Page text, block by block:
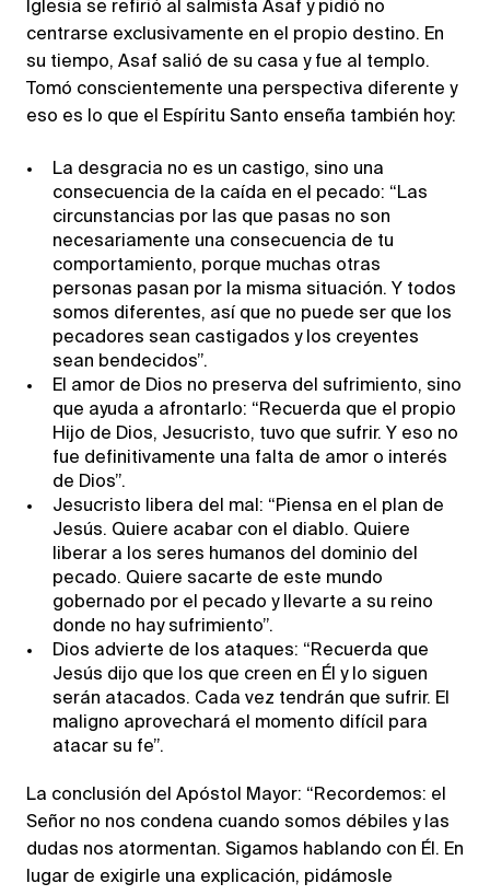
Iglesia se refirió al salmista Asaf y pidió no
centrarse exclusivamente en el propio destino. En
su tiempo, Asaf salió de su casa y fue al templo.
Tomó conscientemente una perspectiva diferente y
eso es lo que el Espíritu Santo enseña también hoy:
La desgracia no es un castigo, sino una
consecuencia de la caída en el pecado: “Las
circunstancias por las que pasas no son
necesariamente una consecuencia de tu
comportamiento, porque muchas otras
personas pasan por la misma situación. Y todos
somos diferentes, así que no puede ser que los
pecadores sean castigados y los creyentes
sean bendecidos”.
El amor de Dios no preserva del sufrimiento, sino
que ayuda a afrontarlo: “Recuerda que el propio
Hijo de Dios, Jesucristo, tuvo que sufrir. Y eso no
fue definitivamente una falta de amor o interés
de Dios”.
Jesucristo libera del mal: “Piensa en el plan de
Jesús. Quiere acabar con el diablo. Quiere
liberar a los seres humanos del dominio del
pecado. Quiere sacarte de este mundo
gobernado por el pecado y llevarte a su reino
donde no hay sufrimiento”.
Dios advierte de los ataques: “Recuerda que
Jesús dijo que los que creen en Él y lo siguen
serán atacados. Cada vez tendrán que sufrir. El
maligno aprovechará el momento difícil para
atacar su fe”.
La conclusión del Apóstol Mayor: “Recordemos: el
Señor no nos condena cuando somos débiles y las
dudas nos atormentan. Sigamos hablando con Él. En
lugar de exigirle una explicación, pidámosle